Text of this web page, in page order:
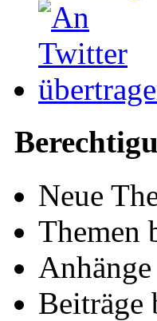
Neue
Themen
Beiträge